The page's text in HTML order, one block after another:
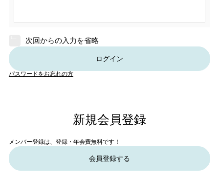
次回からの入力を省略
ログイン
パスワードをお忘れの方
新規会員登録
メンバー登録は、登録・年会費無料です！
会員登録する